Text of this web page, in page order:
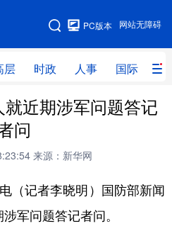
网站无障碍
PC版本
层 时政 人事 国际 财
站地图
时政 人事
量子 体育
健康
就近期涉军问题答记
问
来源：新华网
记者李晓明）国防部新闻
军问题答记者问。